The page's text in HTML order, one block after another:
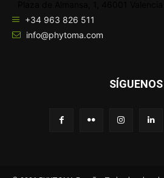
+34 963 826 511
info@phytoma.com
SÍGUENOS